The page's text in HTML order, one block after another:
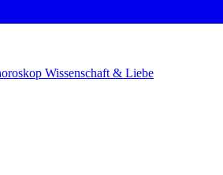
Wissenschaft & Liebe